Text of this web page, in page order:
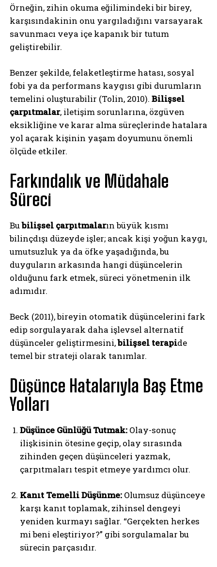
Örneğin, zihin okuma eğilimindeki bir birey,
karşısındakinin onu yargıladığını varsayarak
savunmacı veya içe kapanık bir tutum
geliştirebilir.
Benzer şekilde, felaketleştirme hatası, sosyal
fobi ya da performans kaygısı gibi durumların
temelini oluşturabilir (Tolin, 2010). Bilişsel
çarpıtmalar, iletişim sorunlarına, özgüven
eksikliğine ve karar alma süreçlerinde hatalara
yol açarak kişinin yaşam doyumunu önemli
ölçüde etkiler.
Farkındalık ve Müdahale
Süreci
Bubilişsel çarpıtmaların büyük kısmı
bilinçdışı düzeyde işler; ancak kişi yoğun kaygı,
umutsuzluk ya da öfke yaşadığında, bu
duyguların arkasında hangi düşüncelerin
olduğunu fark etmek, süreci yönetmenin ilk
adımıdır.
Beck (2011), bireyin otomatik düşüncelerini fark
edip sorgulayarak daha işlevsel alternatif
düşünceler geliştirmesini,bilişsel terapide
temel bir strateji olarak tanımlar.
Düşünce Hatalarıyla Baş Etme
Yolları
Düşünce Günlüğü Tutmak: Olay-sonuç
ilişkisinin ötesine geçip, olay sırasında
zihinden geçen düşünceleri yazmak,
çarpıtmaları tespit etmeye yardımcı olur.
Kanıt Temelli Düşünme: Olumsuz düşünceye
karşı kanıt toplamak, zihinsel dengeyi
yeniden kurmayı sağlar. “Gerçekten herkes
mi beni eleştiriyor?” gibi sorgulamalar bu
sürecin parçasıdır.